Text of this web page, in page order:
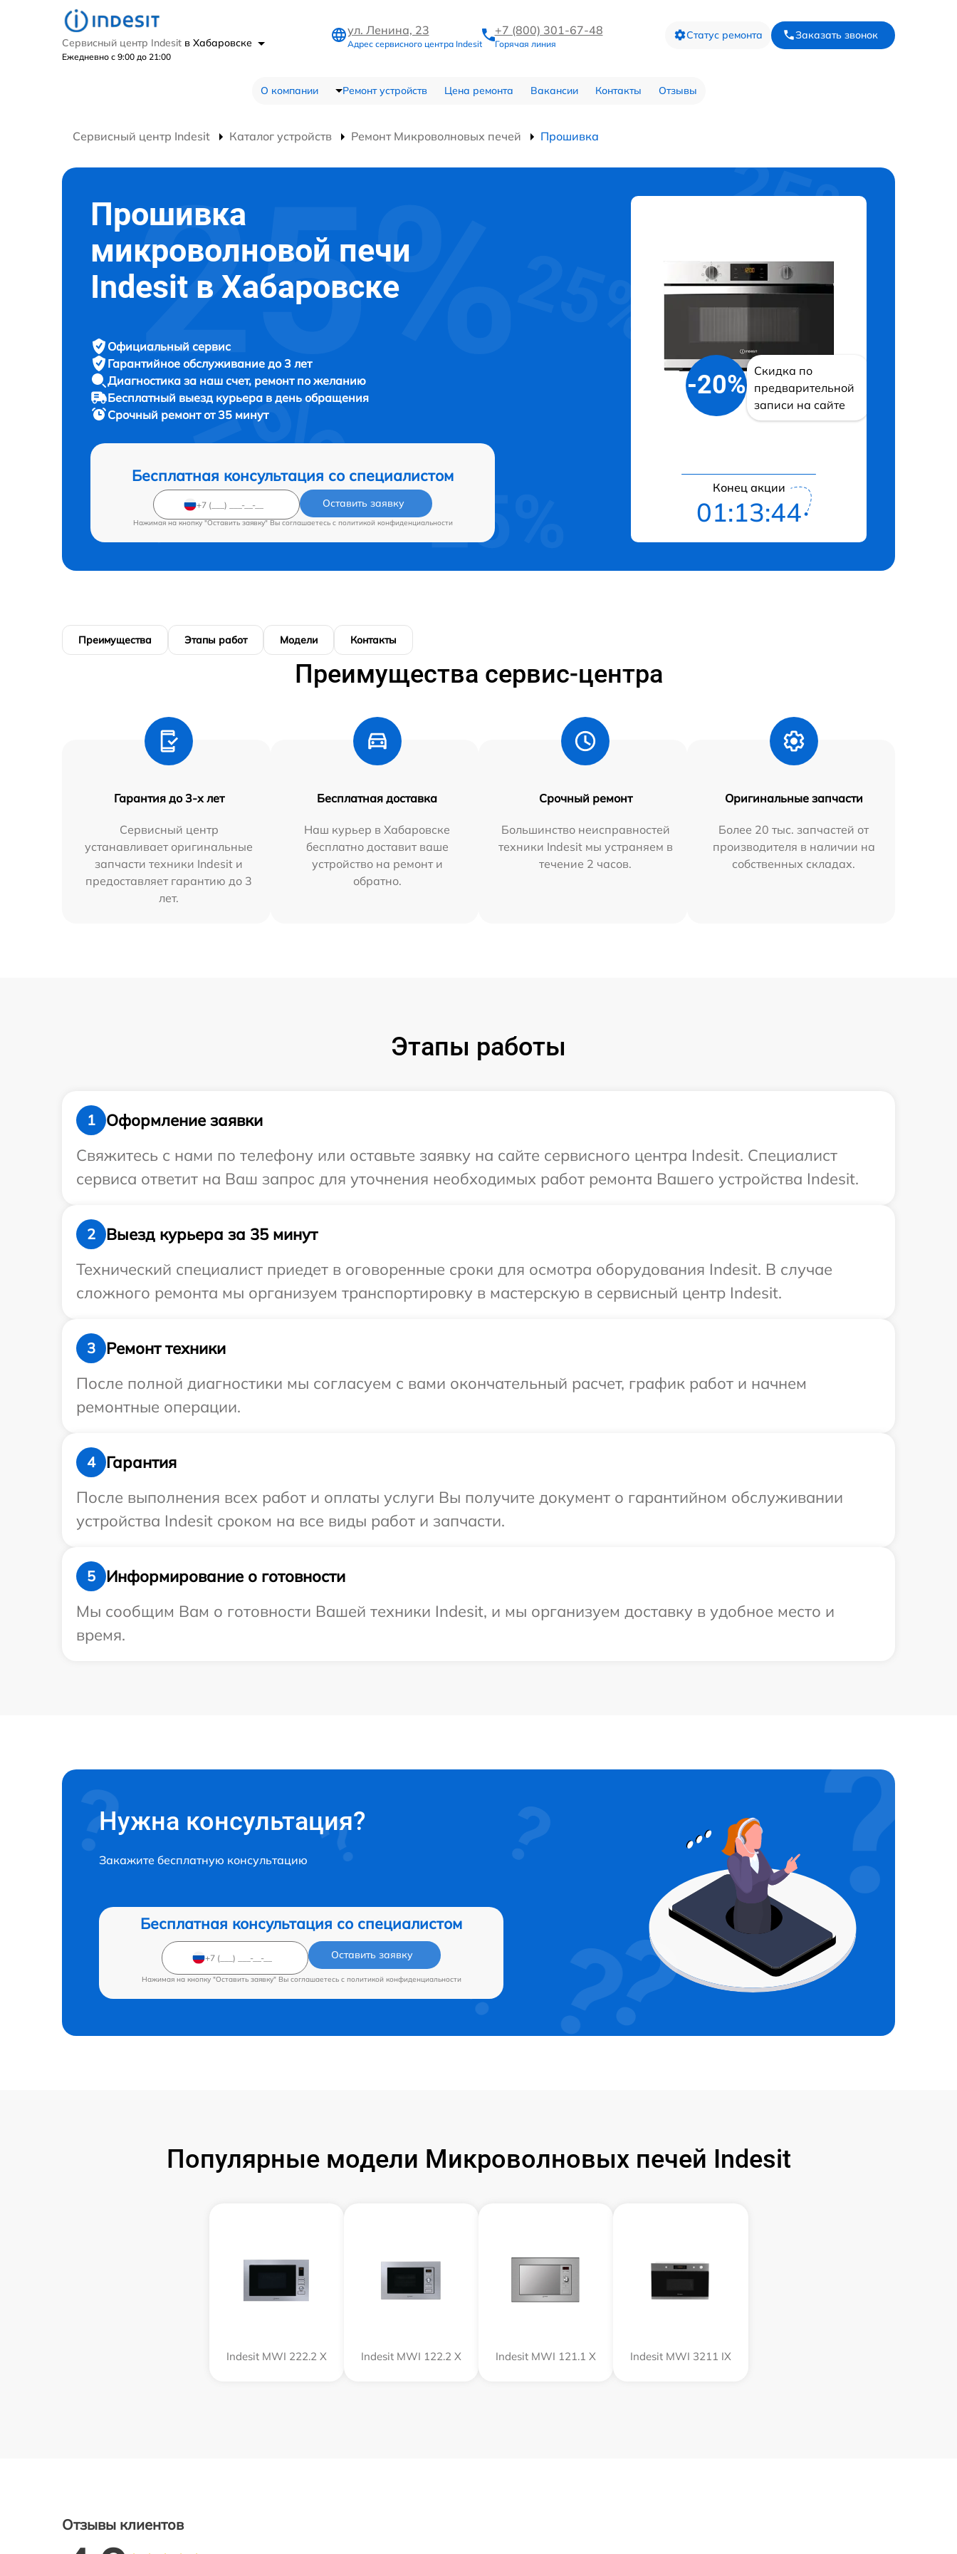
Сервисный центр Indesit в Хабаровске
Ежедневно с 9:00 до 21:00
ул. Ленина, 23
Адрес сервисного центра Indesit
+7 (800) 301-67-48
Горячая линия
Статус ремонта Заказать звонок
О компании Ремонт устройств Цена ремонта Вакансии Контакты Отзывы
Сервисный центр Indesit Каталог устройств Ремонт Микроволновых печей Прошивка
Прошивка
микроволновой печи
Indesit в Хабаровске
Официальный сервис
Гарантийное обслуживание до 3 лет
Диагностика за наш счет, ремонт по желанию
Бесплатный выезд курьера в день обращения
Срочный ремонтот 35 минут
Бесплатная консультация со специалистом
Оставить заявку
Нажимая на кнопку "Оставить заявку" Вы соглашаетесь c политикой конфиденциальности
-20%
Скидка по
предварительной
записи на сайте
Конец акции
01:13:43
Преимущества Этапы работ Модели Контакты
Преимущества сервис-центра
Гарантия до 3-х лет
Сервисный центр
устанавливает оригинальные
запчасти техники Indesit и
предоставляет гарантию до 3
лет.
Бесплатная доставка
Наш курьер в Хабаровске
бесплатно доставит ваше
устройство на ремонт и
обратно.
Срочный ремонт
Большинство неисправностей
техники Indesit мы устраняем в
течение 2 часов.
Оригинальные запчасти
Более 20 тыс. запчастей от
производителя в наличии на
собственных складах.
Этапы работы
1
Оформление заявки
Свяжитесь с нами по телефону или оставьте заявку на сайте сервисного центра Indesit. Специалист
сервиса ответит на Ваш запрос для уточнения необходимых работ ремонта Вашего устройства Indesit.
2
Выезд курьера за 35 минут
Технический специалист приедет в оговоренные сроки для осмотра оборудования Indesit. В случае
сложного ремонта мы организуем транспортировку в мастерскую в сервисный центр Indesit.
3
Ремонт техники
После полной диагностики мы согласуем с вами окончательный расчет, график работ и начнем
ремонтные операции.
4
Гарантия
После выполнения всех работ и оплаты услуги Вы получите документ о гарантийном обслуживании
устройства Indesit сроком на все виды работ и запчасти.
5
Информирование о готовности
Мы сообщим Вам о готовности Вашей техники Indesit, и мы организуем доставку в удобное место и
время.
Нужна консультация?
Закажите бесплатную консультацию
Бесплатная консультация со специалистом
Оставить заявку
Нажимая на кнопку "Оставить заявку" Вы соглашаетесь c политикой конфиденциальности
Популярные модели Микроволновых печей Indesit
Indesit MWI 222.2 X Indesit MWI 122.2 X Indesit MWI 121.1 X Indesit MWI 3211 IX
Отзывы клиентов